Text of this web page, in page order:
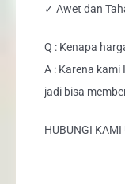
✓ Awet dan
Q : Kenapa
A : Karena
jadi bisa
HUBUNGI KAMI